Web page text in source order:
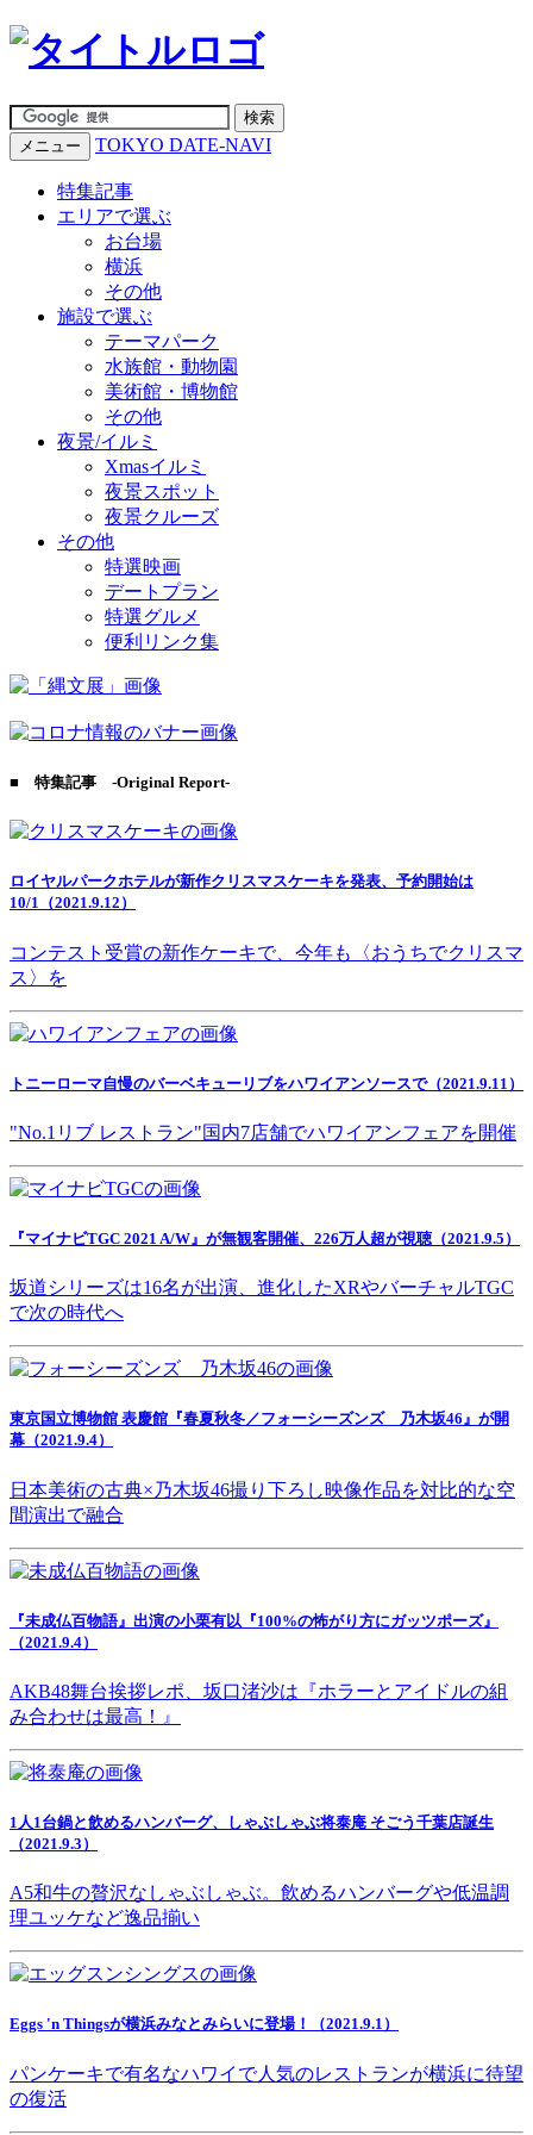
メニュー TOKYO DATE-NAVI
特集記事
エリアで選ぶ
お台場
横浜
その他
施設で選ぶ
テーマパーク
水族館・動物園
美術館・博物館
その他
夜景/イルミ
Xmasイルミ
夜景スポット
夜景クルーズ
その他
特選映画
デートプラン
特選グルメ
便利リンク集
■ 特集記事 -Original Report-
ロイヤルパークホテルが新作クリスマスケーキを発表、予約開始は
10/1（2021.9.12）
コンテスト受賞の新作ケーキで、今年も〈おうちでクリスマ
ス〉を
トニーローマ自慢のバーベキューリブをハワイアンソースで（2021.9.11）
"No.1リブ レストラン"国内7店舗でハワイアンフェアを開催
『マイナビTGC 2021 A/W』が無観客開催、226万人超が視聴（2021.9.5）
坂道シリーズは16名が出演、進化したXRやバーチャルTGC
で次の時代へ
東京国立博物館 表慶館『春夏秋冬／フォーシーズンズ 乃木坂46』が開
幕（2021.9.4）
日本美術の古典×乃木坂46撮り下ろし映像作品を対比的な空
間演出で融合
『未成仏百物語』出演の小栗有以『100%の怖がり方にガッツポーズ』
（2021.9.4）
AKB48舞台挨拶レポ、坂口渚沙は『ホラーとアイドルの組
み合わせは最高！』
1人1台鍋と飲めるハンバーグ、しゃぶしゃぶ将泰庵 そごう千葉店誕生
（2021.9.3）
A5和牛の贅沢なしゃぶしゃぶ。飲めるハンバーグや低温調
理ユッケなど逸品揃い
Eggs 'n Thingsが横浜みなとみらいに登場！（2021.9.1）
パンケーキで有名なハワイで人気のレストランが横浜に待望
の復活